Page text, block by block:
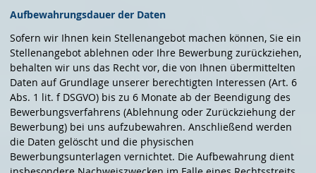
Aufbewahrungsdauer der Daten
Sofern wir Ihnen kein Stellenangebot machen können, Sie ein
Stellenangebot ablehnen oder Ihre Bewerbung zurückziehen,
behalten wir uns das Recht vor, die von Ihnen übermittelten
Daten auf Grundlage unserer berechtigten Interessen (Art. 6
Abs. 1 lit. f DSGVO) bis zu 6 Monate ab der Beendigung des
Bewerbungsverfahrens (Ablehnung oder Zurückziehung der
Bewerbung) bei uns aufzubewahren. Anschließend werden
die Daten gelöscht und die physischen
Bewerbungsunterlagen vernichtet. Die Aufbewahrung dient